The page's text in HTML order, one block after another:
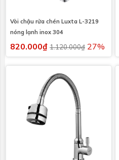
Vòi chậu rửa chén Luxta L-3219
nóng lạnh inox 304
820.000₫ 1.120.000₫ 27%